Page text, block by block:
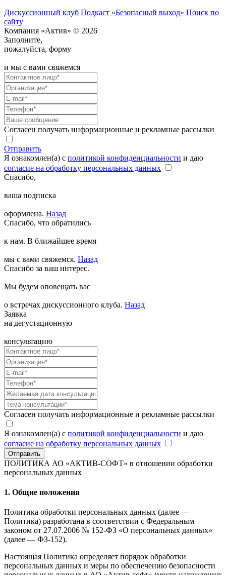
Дискуссионный клуб Подкаст «Безопасный выход» Поиск по
сайту
Компания «Актив» © 2026
Заполните,
пожалуйста, форму
и мы с вами свяжемся
Согласен получать информационные и рекламные рассылки
Отправить
Я ознакомлен(а) с политикой конфиденциальности и даю
согласие на обработку персональных данных
Спасибо,
ваша подписка
оформлена. Назад
Спасибо, что обратились
к нам. В ближайшее время
мы с вами свяжемся. Назад
Спасибо за ваш интерес.
Мы будем оповещать вас
о встречах дискуссионного клуба. Назад
Заявка
на дегустационную
консультацию
Согласен получать информационные и рекламные рассылки
Я ознакомлен(а) с политикой конфиденциальности и даю
согласие на обработку персональных данных
Отправить
ПОЛИТИКА АО «АКТИВ-СОФТ» в отношении обработки
персональных данных
1. Общие положения
Политика обработки персональных данных (далее —
Политика) разработана в соответствии с Федеральным
законом от 27.07.2006 № 152-ФЗ «О персональных данных»
(далее — ФЗ-152).
Настоящая Политика определяет порядок обработки
персональных данных и меры по обеспечению безопасности